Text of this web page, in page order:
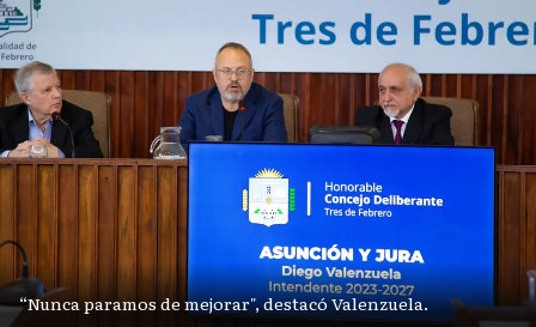
“Nunca paramos de mejorar", destacó Valenzuela.